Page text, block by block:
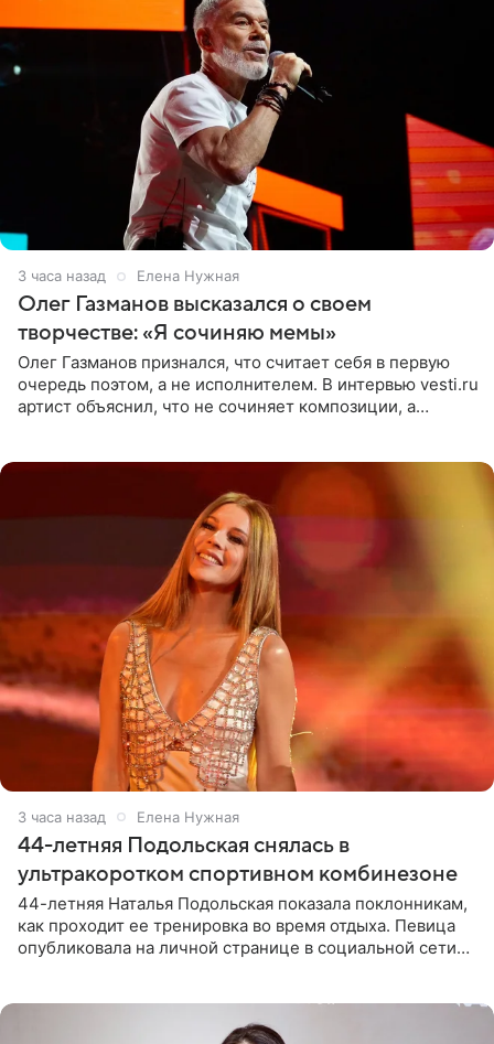
3 часа назад Елена Нужная
Олег Газманов высказался о своем
творчестве: «Я сочиняю мемы»
Олег Газманов признался, что считает себя в первую
очередь поэтом, а не исполнителем. В интервью vesti.ru
артист объяснил, что не сочиняет композиции, а
3 часа назад Елена Нужная
44-летняя Подольская снялась в
ультракоротком спортивном комбинезоне
44-летняя Наталья Подольская показала поклонникам,
как проходит ее тренировка во время отдыха. Певица
опубликовала на личной странице в социальной сети